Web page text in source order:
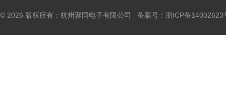
© 2026 版权所有：杭州聚同电子有限公司 备案号： 浙ICP备14032623